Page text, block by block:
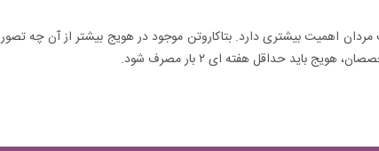
اهمیت بیشتری دارد. بتاکاروتن موجود در هویج بیشتر از آن چه تصور
باید حداقل هفته ای ۲ بار مصرف شود.